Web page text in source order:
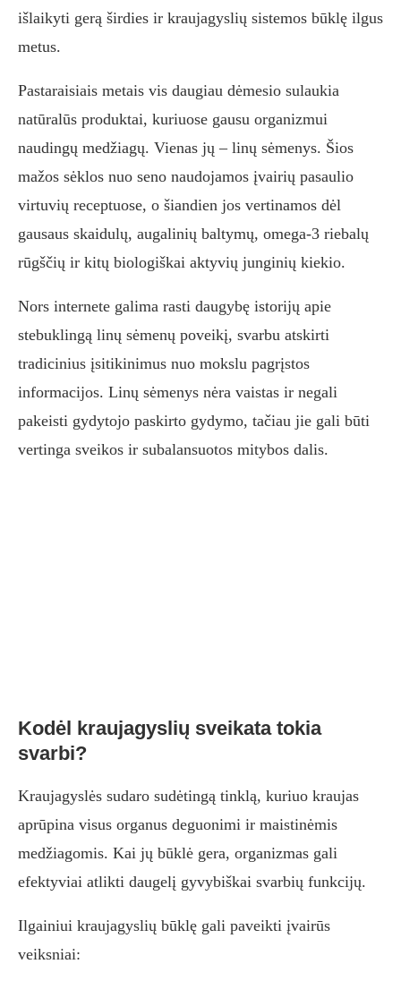
išlaikyti gerą širdies ir kraujagyslių sistemos būklę ilgus
metus.
Pastaraisiais metais vis daugiau dėmesio sulaukia
natūralūs produktai, kuriuose gausu organizmui
naudingų medžiagų. Vienas jų – linų sėmenys. Šios
mažos sėklos nuo seno naudojamos įvairių pasaulio
virtuvių receptuose, o šiandien jos vertinamos dėl
gausaus skaidulų, augalinių baltymų, omega-3 riebalų
rūgščių ir kitų biologiškai aktyvių junginių kiekio.
Nors internete galima rasti daugybę istorijų apie
stebuklingą linų sėmenų poveikį, svarbu atskirti
tradicinius įsitikinimus nuo mokslu pagrįstos
informacijos. Linų sėmenys nėra vaistas ir negali
pakeisti gydytojo paskirto gydymo, tačiau jie gali būti
vertinga sveikos ir subalansuotos mitybos dalis.
Kodėl kraujagyslių sveikata tokia
svarbi?
Kraujagyslės sudaro sudėtingą tinklą, kuriuo kraujas
aprūpina visus organus deguonimi ir maistinėmis
medžiagomis. Kai jų būklė gera, organizmas gali
efektyviai atlikti daugelį gyvybiškai svarbių funkcijų.
Ilgainiui kraujagyslių būklę gali paveikti įvairūs
veiksniai: